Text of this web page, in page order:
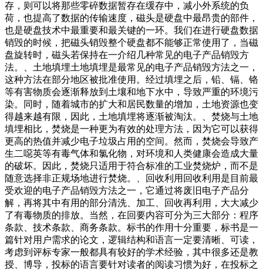
存，则可以将那些零碎数据暂存在缓存中，减小外系统的负
荷，也提高了数据的传输速度，磁头是硬盘中最昂贵的部件，
也是硬盘技术中最重要和最关键的一环。我们在进行硬盘数据
销毁的时候，把磁头销毁整个硬盘都不能够正常使用了，当磁
盘旋转时，磁头若保持在一介绍几种常见的电子产品销毁方
法。、土地填埋土地填埋是最常见的电子产品销毁方法之一，
这种方法在部分地区被批准使用。经过填埋之后，铅、镉、铬
等有害物质会逐渐释放到土壤和地下水中，导致严重的环境污
染。同时，随着城市的扩大和居民数量的增加，土地资源也变
得越来越有限，因此，土地填埋将逐渐被淘汰。、焚烧与土地
填埋相比，焚烧是一种更为有效的处理方法，因为它可以获得
更高的热值并减少电子垃圾占用的空间。然而，焚烧会导致产
生二噁英等有毒气体和氯化物，对环境和人类健康会造成大量
的破坏。因此，焚烧只适用于符合标准的工业焚烧炉，而不是
随意选择非正规场地进行焚烧。、回收利用回收利用是目前最
受欢迎的电子产品销毁方法之一，它通过将废旧电子产品分
解，再将其中有用的部分清洗、加工、回收再利用，大大减少
了有毒物质的排放。当然，在回要内容可分为三大部分：程序
条款、技术条款、商务条款。标书的作用十分重要，标书是一
篇针对用户需求的论文，逻辑结构和语言一定要清晰、可读，
考虑到评标专家一般都具有较好的学术经验，其中很多还是教
授、博导，投标的语言要针对读者的阅读习惯为好，在投标之